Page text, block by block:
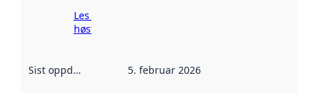
Les mer om
høsting her
Sist oppdatert 5. februar 2026